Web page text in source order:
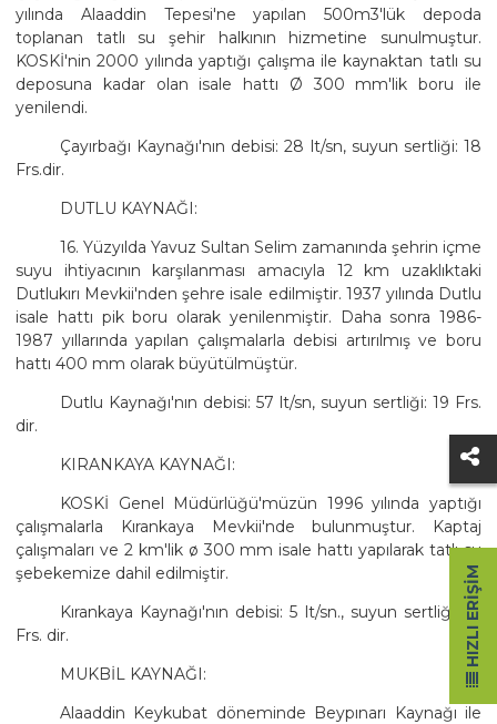
yılında Alaaddin Tepesi'ne yapılan 500m3'lük depoda
toplanan tatlı su şehir halkının hizmetine sunulmuştur.
KOSKİ'nin 2000 yılında yaptığı çalışma ile kaynaktan tatlı su
deposuna kadar olan isale hattı Ø 300 mm'lik boru ile
yenilendi.
Çayırbağı Kaynağı'nın debisi: 28 lt/sn, suyun sertliği: 18
Frs.dir.
DUTLU KAYNAĞI:
16. Yüzyılda Yavuz Sultan Selim zamanında şehrin içme
suyu ihtiyacının karşılanması amacıyla 12 km uzaklıktaki
Dutlukırı Mevkii'nden şehre isale edilmiştir. 1937 yılında Dutlu
isale hattı pik boru olarak yenilenmiştir. Daha sonra 1986-
1987 yıllarında yapılan çalışmalarla debisi artırılmış ve boru
hattı 400 mm olarak büyütülmüştür.
Dutlu Kaynağı'nın debisi: 57 lt/sn, suyun sertliği: 19 Frs.
dir.
KIRANKAYA KAYNAĞI:
KOSKİ Genel Müdürlüğü'müzün 1996 yılında yaptığı
çalışmalarla Kırankaya Mevkii'nde bulunmuştur. Kaptaj
çalışmaları ve 2 km'lik ø 300 mm isale hattı yapılarak tatlı su
şebekemize dahil edilmiştir.
Kırankaya Kaynağı'nın debisi: 5 lt/sn., suyun sertliği: 14
Frs. dir.
MUKBİL KAYNAĞI:
Alaaddin Keykubat döneminde Beypınarı Kaynağı ile
HIZLI ERIŞIM